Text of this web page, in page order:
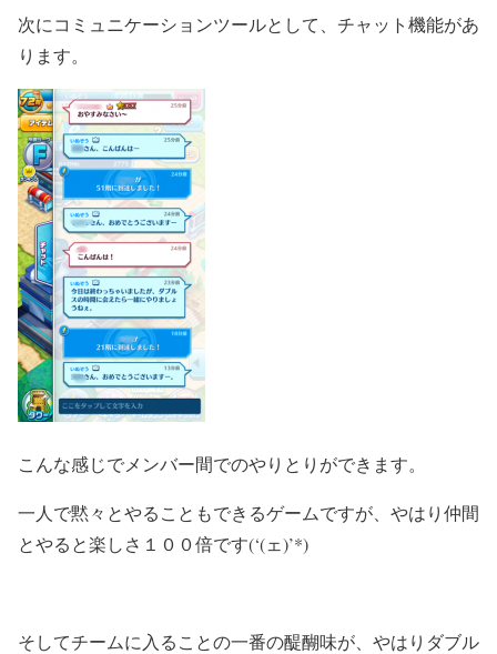
次にコミュニケーションツールとして、チャット機能があ
ります。
こんな感じでメンバー間でのやりとりができます。
一人で黙々とやることもできるゲームですが、やはり仲間
とやると楽しさ１００倍です(‘(ェ)’*)
そしてチームに入ることの一番の醍醐味が、やはりダブル